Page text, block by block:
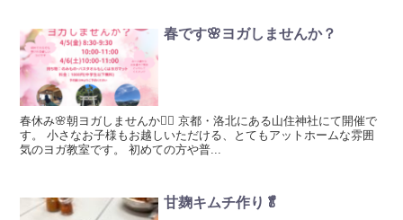
春です🌸ヨガしませんか？
春休み🌸朝ヨガしませんか🧘‍♀️ 京都・洛北にある山住神社にて開催で
す。 小さなお子様もお越しいただける、とてもアットホームな雰囲
気のヨガ教室です。 初めての方や普...
甘麹キムチ作り🥬